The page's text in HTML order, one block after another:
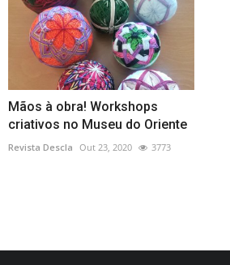
Mãos à obra! Workshops
criativos no Museu do Oriente
Revista Descla Out 23, 2020 3773